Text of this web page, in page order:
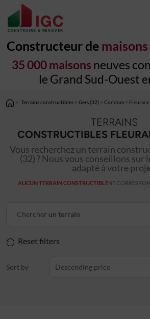
Constructeur de
35 000 maisons neuves
le Grand Sud-Ouest
> Terrains constructibles > Gers (32) > Condom >
TERRAINS
CONSTRUCTIBLES
Vous recherchez un terrain
(32) ? Nous vous conseillons sur
adapté à votre
AUCUN TERRAIN CONSTRUCTIBLENE
Chercher un terrain
Reset filters
Sort by Descending price